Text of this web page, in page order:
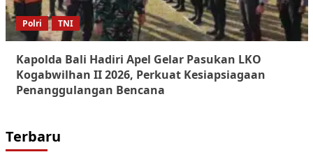
Polri TNI
Kapolda Bali Hadiri Apel Gelar Pasukan LKO
Kogabwilhan II 2026, Perkuat Kesiapsiagaan
Penanggulangan Bencana
Terbaru